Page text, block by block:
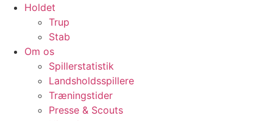
Holdet
Trup
Stab
Om os
Spillerstatistik
Landsholdsspillere
Træningstider
Presse & Scouts